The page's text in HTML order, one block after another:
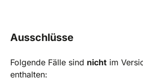
Ausschlüsse
Folgende Fälle sind nicht im
enthalten: